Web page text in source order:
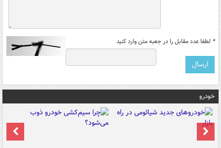
* لطفا عدد مقابل را در جعبه متن وارد کنید
خودرو